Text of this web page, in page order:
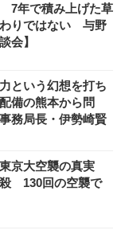
7年で積み上げた草
りではない 与野
会】
という幻想を打ち
備の熊本から問
務局長・伊勢崎賢
京大空襲の真実
130回の空襲で